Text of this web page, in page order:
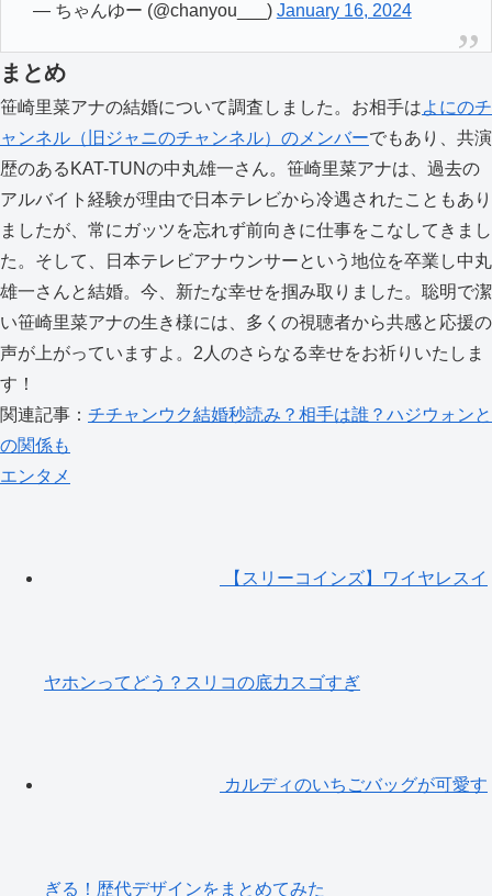
— ちゃんゆー (@chanyou___) January 16, 2024
まとめ
笹崎里菜アナの結婚について調査しました。お相手はよにのチ
ャンネル（旧ジャニのチャンネル）のメンバーでもあり、共演
歴のあるKAT-TUNの中丸雄一さん。笹崎里菜アナは、過去の
アルバイト経験が理由で日本テレビから冷遇されたこともあり
ましたが、常にガッツを忘れず前向きに仕事をこなしてきまし
た。そして、日本テレビアナウンサーという地位を卒業し中丸
雄一さんと結婚。今、新たな幸せを掴み取りました。聡明で潔
い笹崎里菜アナの生き様には、多くの視聴者から共感と応援の
声が上がっていますよ。2人のさらなる幸せをお祈りいたしま
す！
関連記事： チチャンウク結婚秒読み？相手は誰？ハジウォンと
の関係も
エンタメ
【スリーコインズ】ワイヤレスイ
ヤホンってどう？スリコの底力スゴすぎ
カルディのいちごバッグが可愛す
ぎる！歴代デザインをまとめてみた